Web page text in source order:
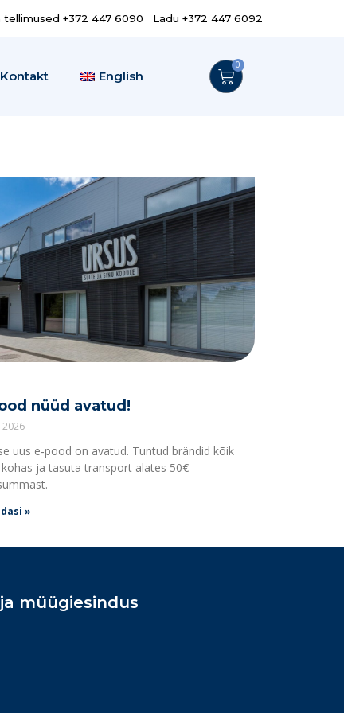
tellimused +372 447 6090 Ladu +372 447 6092
Kontakt English
0
nüüd avatud!
2026
uus e‑pood on avatud. Tuntud brändid kõik
ja tasuta transport alates 50€
»
müügiesindus